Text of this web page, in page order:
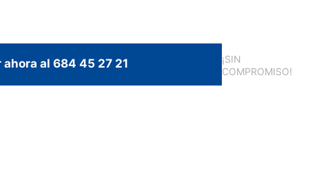
ahora al 684 45 27 21
¡SIN
COMPROMISO!